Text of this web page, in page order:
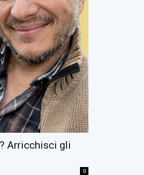
Arricchisci gli
0